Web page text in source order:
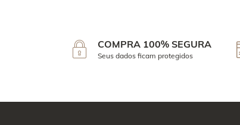
COMPRA 100% SEGURA
Seus dados ficam protegidos